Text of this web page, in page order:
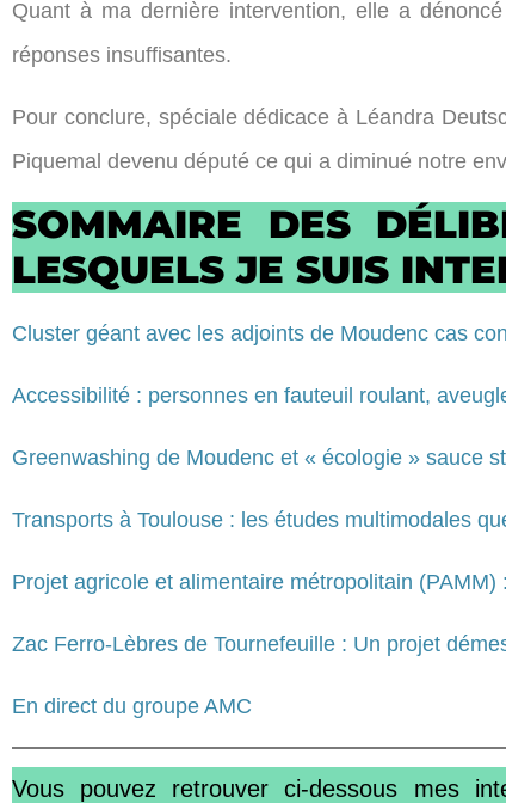
Quant à ma dernière intervention, elle a
réponses insuffisantes.
Pour conclure, spéciale dédicace à Léandra
Piquemal devenu député ce qui a diminué notre
SOMMAIRE DES
LESQUELS JE SUIS
Cluster géant avec les adjoints de Moudenc cas
Accessibilité : personnes en fauteuil roulant,
Greenwashing de Moudenc et « écologie » sauce
Transports à Toulouse : les études multimodales
Projet agricole et alimentaire métropolitain
Zac Ferro-Lèbres de Tournefeuille : Un projet
En direct du groupe AMC
Vous pouvez retrouver ci-dessous mes